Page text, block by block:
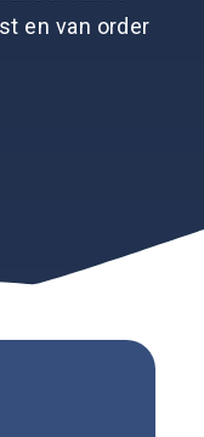
en van order